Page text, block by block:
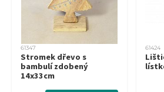
61347
Stromek dřevo s
bambulí zdobený
14x33cm
61424